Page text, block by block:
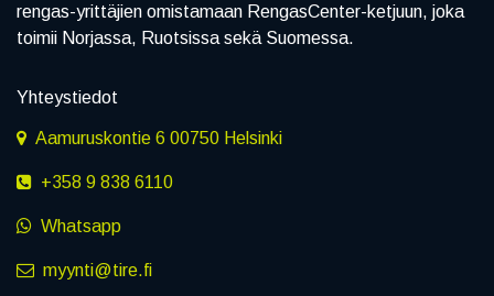
rengas-yrittäjien omistamaan RengasCenter-ketjuun, joka
toimii Norjassa, Ruotsissa sekä Suomessa.
Yhteystiedot
Aamuruskontie 6 00750 Helsinki
+358 9 838 6110
Whatsapp
myynti@tire.fi